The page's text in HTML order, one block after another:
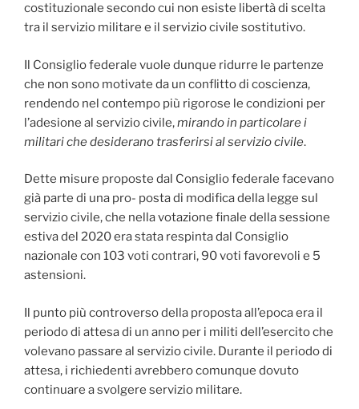
costituzionale secondo cui non esiste libertà di scelta
tra il servizio militare e il servizio civile sostitutivo.
Il Consiglio federale vuole dunque ridurre le partenze
che non sono motivate da un conflitto di coscienza,
rendendo nel contempo più rigorose le condizioni per
l’adesione al servizio civile,mirando in particolare i
militari che desiderano trasferirsi al servizio civile.
Dette misure proposte dal Consiglio federale facevano
già parte di una pro- posta di modifica della legge sul
servizio civile, che nella votazione finale della sessione
estiva del 2020 era stata respinta dal Consiglio
nazionale con 103 voti contrari, 90 voti favorevoli e 5
astensioni.
Il punto più controverso della proposta all’epoca era il
periodo di attesa di un anno per i militi dell’esercito che
volevano passare al servizio civile. Durante il periodo di
attesa, i richiedenti avrebbero comunque dovuto
continuare a svolgere servizio militare.